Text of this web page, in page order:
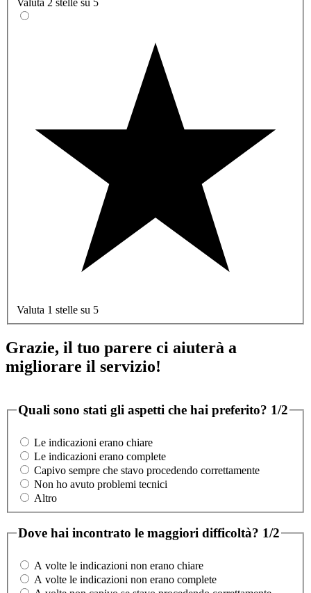
Valuta 1 stelle su 5
Grazie, il tuo parere ci aiuterà a
migliorare il servizio!
Quali sono stati gli aspetti che hai preferito? 1/2
Le indicazioni erano chiare
Le indicazioni erano complete
Capivo sempre che stavo procedendo correttamente
Non ho avuto problemi tecnici
Altro
Dove hai incontrato le maggiori difficoltà? 1/2
A volte le indicazioni non erano chiare
A volte le indicazioni non erano complete